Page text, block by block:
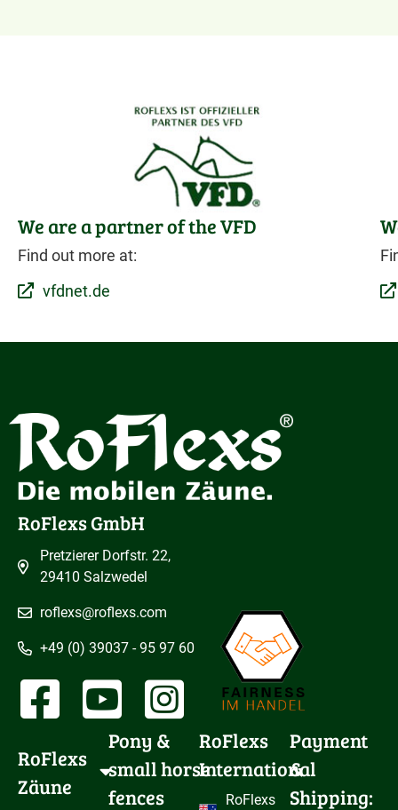
We are a partner of the VFD
Find out more at:
vfdnet.de
RoFlexs GmbH
Pretzierer Dorfstr. 22,
29410 Salzwedel
roflexs@roflexs.com
+49 (0) 39037 - 95 97 60
RoFlexs
Zäune
Pony &
small horse
fences
RoFlexs
International
RoFlexs
Payment
&
Shipping: